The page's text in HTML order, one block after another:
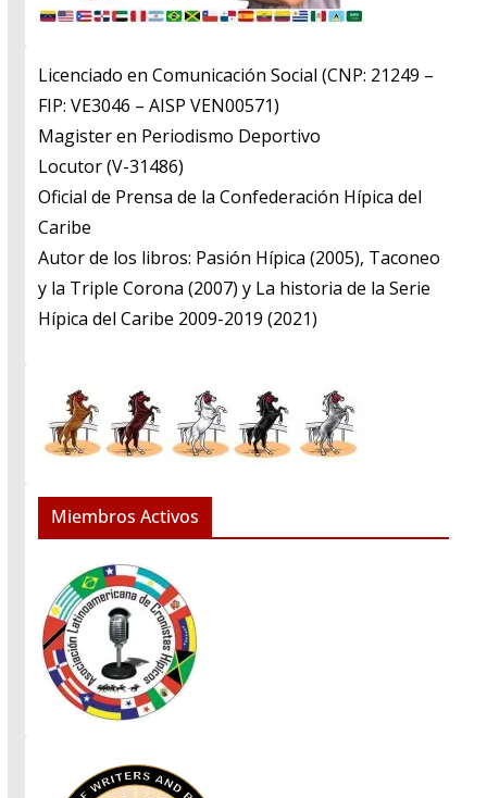
Licenciado en Comunicación Social (CNP: 21249 –
FIP: VE3046 – AISP VEN00571)
​Magister en Periodismo Deportivo
​Locutor (V-31486)
​Oficial de Prensa de la Confederación Hípica del
Caribe
​Autor de los libros: Pasión Hípica (2005), Taconeo
y la Triple Corona (2007) y La historia de la Serie
Hípica del Caribe 2009-2019 (2021)
Miembros Activos